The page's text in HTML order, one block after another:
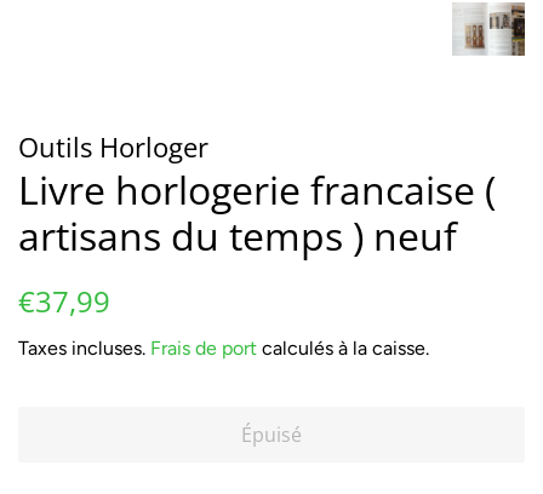
Outils Horloger
Livre horlogerie francaise (
artisans du temps ) neuf
Prix
€37,99
Taxes incluses. Frais de port calculés à la caisse.
Épuisé